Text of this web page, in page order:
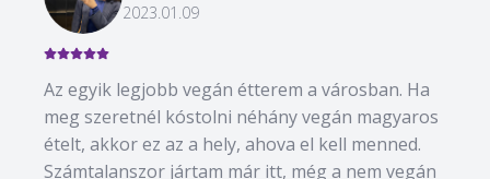
2023.01.09
Az egyik legjobb vegán étterem a városban. Ha
meg szeretnél kóstolni néhány vegán magyaros
ételt, akkor ez az a hely, ahova el kell menned.
Számtalanszor jártam már itt, még a nem vegán